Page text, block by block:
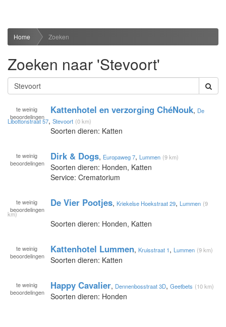
Home Zoeken
Zoeken naar 'Stevoort'
te weinig
beoordelingen
Kattenhotel en verzorging ChéNouk, De
Libottonstraat 57, Stevoort (0 km)
Soorten dieren: Katten
te weinig
beoordelingen
Dirk & Dogs, Europaweg 7, Lummen (9 km)
Soorten dieren: Honden, Katten
Service: Crematorium
te weinig
beoordelingen
De Vier Pootjes, Kriekelse Hoekstraat 29, Lummen (9
km)
Soorten dieren: Honden, Katten
te weinig
beoordelingen
Kattenhotel Lummen, Kruisstraat 1, Lummen (9 km)
Soorten dieren: Katten
te weinig
beoordelingen
Happy Cavalier, Dennenbosstraat 3D, Geetbets (10 km)
Soorten dieren: Honden